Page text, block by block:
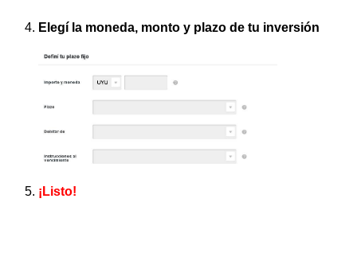
Elegí la moneda, monto y plazo de tu inversión
¡Listo!